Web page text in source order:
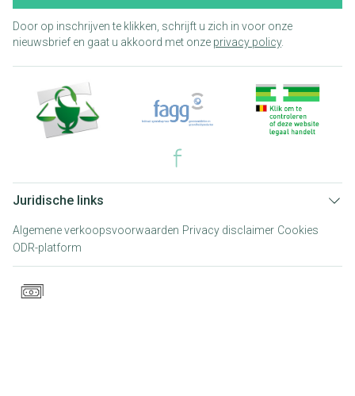
Door op inschrijven te klikken, schrijft u zich in voor onze
nieuwsbrief en gaat u akkoord met onze privacy policy.
Juridische links
Algemene verkoopsvoorwaarden Privacy disclaimer Cookies
ODR-platform